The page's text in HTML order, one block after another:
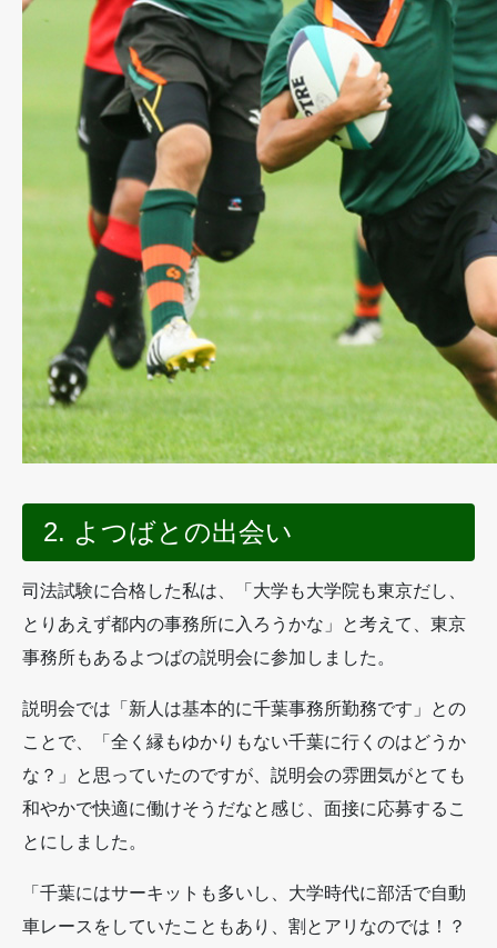
2. よつばとの出会い
司法試験に合格した私は、「大学も大学院も東京だし、
とりあえず都内の事務所に入ろうかな」と考えて、東京
事務所もあるよつばの説明会に参加しました。
説明会では「新人は基本的に千葉事務所勤務です」との
ことで、「全く縁もゆかりもない千葉に行くのはどうか
な？」と思っていたのですが、説明会の雰囲気がとても
和やかで快適に働けそうだなと感じ、面接に応募するこ
とにしました。
「千葉にはサーキットも多いし、大学時代に部活で自動
車レースをしていたこともあり、割とアリなのでは！？